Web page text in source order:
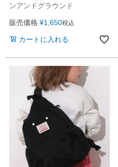
ンアンドグラウンド
販売価格 ¥1,650税込
カートに入れる